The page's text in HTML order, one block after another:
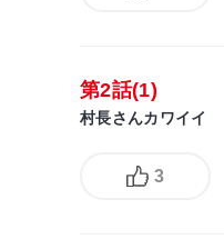
第2話(1)
村長さんカワイイ
3